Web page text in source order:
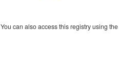
You can also access this registry using the